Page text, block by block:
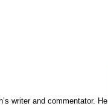
writer and commentator. He